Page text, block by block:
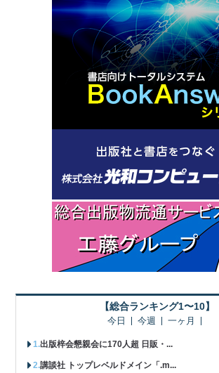
【総合ランキング1〜10】
今日 今週 一ヶ月
出版梓会懇親会に170人超 日販・...
講談社 トップレベルドメイン「.m...